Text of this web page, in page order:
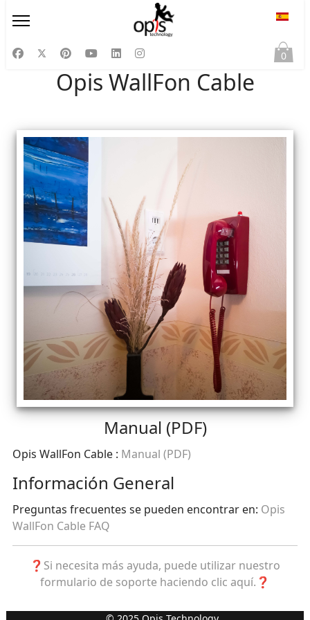
0
Opis WallFon Cable
Manual (PDF)
Opis WallFon Cable : Manual (PDF)
Información General
Preguntas frecuentes se pueden encontrar en: Opis
WallFon Cable FAQ
❓Si necesita más ayuda, puede utilizar nuestro
formulario de soporte haciendo clic aquí.❓